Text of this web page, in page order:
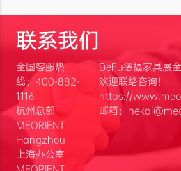
联系我们
全国客服热
线：400-882-
1116
杭州总部
MEORIENT
Hangzhou
上海办公室
DeFu德福家具展
欢迎联络咨询！
https://
邮箱：